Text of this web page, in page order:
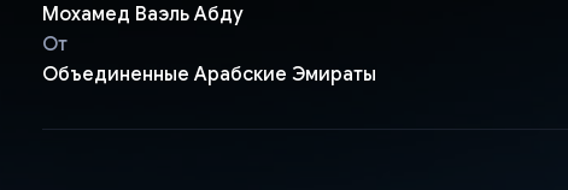
Мохамед Ваэль Абду
От
Объединенные Арабские Эмираты